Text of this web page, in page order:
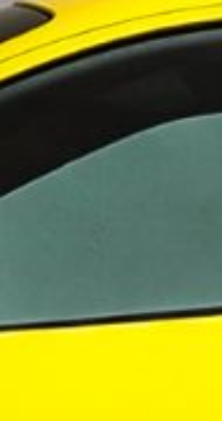
system i Sverige
spelupplevelsen